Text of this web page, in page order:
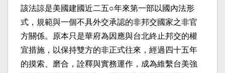
該法諒是美國建國近二五○年來第一部以國內法形
式，規範與一個不具外交承認的非邦交國家之非官
方關係。原本只是華府為因應與台北終止邦交的權
宜措施，以保持雙方的非正式往來，經過四十五年
的摸索、磨合，詮釋與實務運作，成為維繫台美強